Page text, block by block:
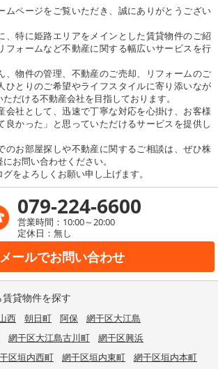
ムページをご覧いただき、誠にありがとうござい
、特に姫路エリアをメインとした賃貸物件のご紹
フォームなど不動産に関する幅広いサービスを行
、物件の管理、不動産のご売却、リフォームのご
ひとりのご希望やライフスタイルに寄り添いなが
だける不動産会社を目指しております。
会社として、迅速で丁寧な対応を心掛け、お客様
良かった」と思っていただけるサービスを提供し
のお部屋探しや不動産に関するご相談は、ぜひ株
お問い合わせください。
をよろしくお願い申し上げます。
079-224-6600
営業時間：10:00～20:00
定休日：無し
メールでお問い合わせ
貸物件を探す
西 朝日町 阿保
網干区大江島
網干区大江島古川町
網干区興浜
区垣内西町 網干区垣内東町
網干区垣内本町